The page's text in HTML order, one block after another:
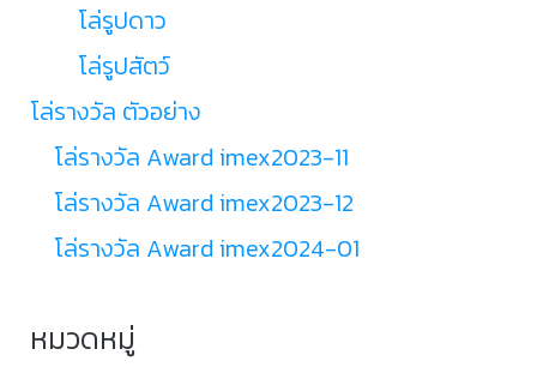
โล่รูปดาว
โล่รูปสัตว์
โล่รางวัล ตัวอย่าง
โล่รางวัล Award imex2023-11
โล่รางวัล Award imex2023-12
โล่รางวัล Award imex2024-01
หมวดหมู่